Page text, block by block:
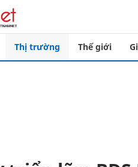
Thị trường Thế giới